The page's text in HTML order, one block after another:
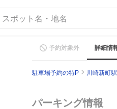
スポット名・地名
予約対象外 詳細情
駐車場予約の特P 川崎新町
パーキング情報